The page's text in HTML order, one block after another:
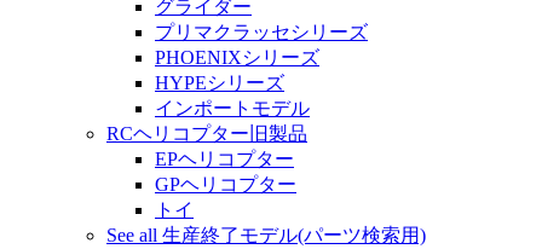
グライダー
プリマクラッセシリーズ
PHOENIXシリーズ
HYPEシリーズ
インポートモデル
RCヘリコプター旧製品
EPヘリコプター
GPヘリコプター
トイ
See all 生産終了モデル(パーツ検索用)